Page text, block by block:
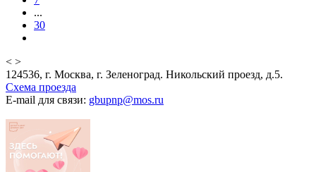
...
30
< >
124536, г. Москва, г. Зеленоград. Никольский проезд, д.5.
Схема проезда
E-mail для связи: gbupnp@mos.ru